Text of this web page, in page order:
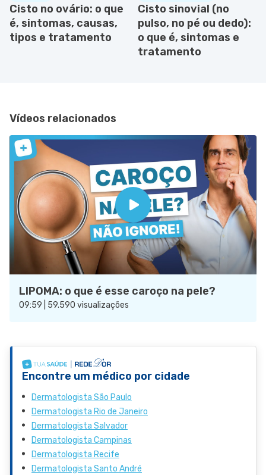
Cisto no ovário: o que
é, sintomas, causas,
tipos e tratamento
Cisto sinovial (no
pulso, no pé ou dedo):
o que é, sintomas e
tratamento
Vídeos relacionados
LIPOMA: o que é esse caroço na pele?
09:59 | 59.590 visualizações
Encontre um médico por cidade
Dermatologista São Paulo
Dermatologista Rio de Janeiro
Dermatologista Salvador
Dermatologista Campinas
Dermatologista Recife
Dermatologista Santo André